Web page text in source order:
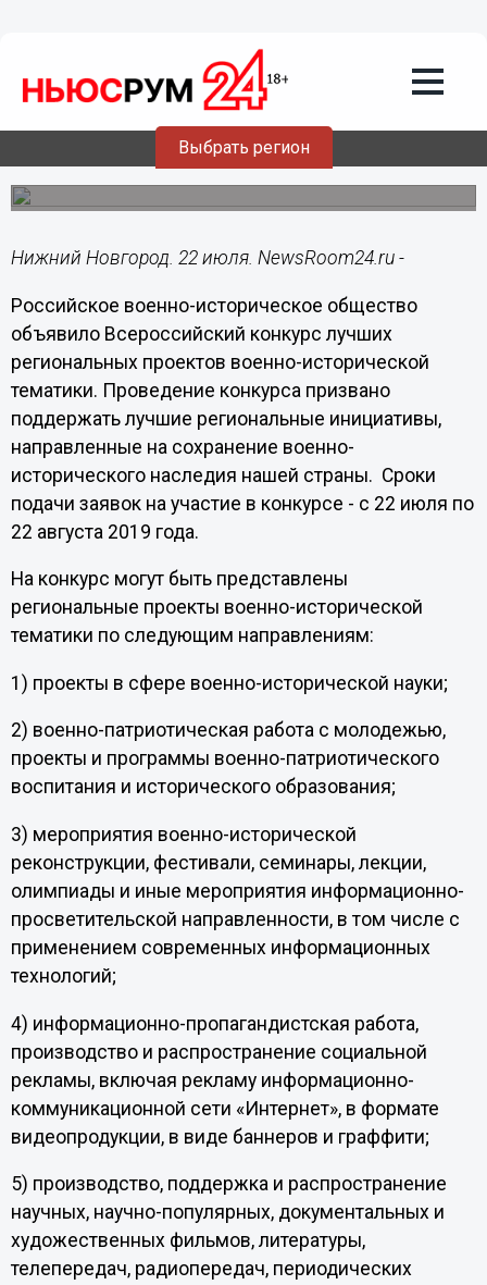
Выбрать регион
Нижегородцев приглашают к участию
в военно-историческом конкурсе
Сроки подачи заявок на участие в конкурсе - с 22 июля
по 22 августа.
Нижний Новгород. 22 июля. NewsRoom24.ru -
Российское военно-историческое общество
объявило Всероссийский конкурс лучших
региональных проектов военно-исторической
тематики. Проведение конкурса призвано
поддержать лучшие региональные инициативы,
направленные на сохранение военно-
исторического наследия нашей страны. Сроки
подачи заявок на участие в конкурсе - с 22 июля по
22 августа 2019 года.
На конкурс могут быть представлены
региональные проекты военно-исторической
тематики по следующим направлениям:
1) проекты в сфере военно-исторической науки;
2) военно-патриотическая работа с молодежью,
проекты и программы военно-патриотического
воспитания и исторического образования;
3) мероприятия военно-исторической
реконструкции, фестивали, семинары, лекции,
олимпиады и иные мероприятия информационно-
просветительской направленности, в том числе с
применением современных информационных
технологий;
4) информационно-пропагандистская работа,
производство и распространение социальной
рекламы, включая рекламу информационно-
коммуникационной сети «Интернет», в формате
видеопродукции, в виде баннеров и граффити;
5) производство, поддержка и распространение
научных, научно-популярных, документальных и
художественных фильмов, литературы,
телепередач, радиопередач, периодических